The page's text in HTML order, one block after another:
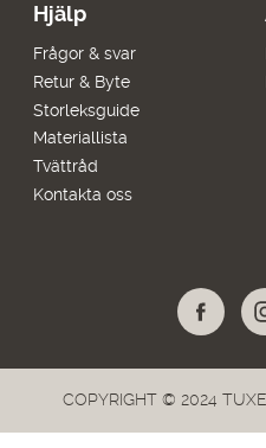
Hjälp
Frågor & svar
Retur & Byte
Storleksguide
Materiallista
Tvättråd
Kontakta oss
COPYRIGHT © 2024